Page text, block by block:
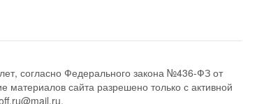
согласно Федерального закона №436-ФЗ от
сайта разрешено только с активной